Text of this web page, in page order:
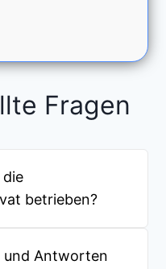
Fragen
die
betrieben?
und Antworten